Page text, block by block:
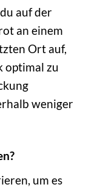
auf der
an einem
Ort auf,
optimal zu
weniger
um es